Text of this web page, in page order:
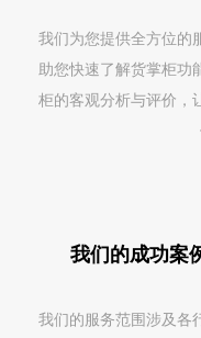
我们为您提供全方位的
助您快速了解货掌柜功
柜的客观分析与评价，
我们的成功案
我们的服务范围涉及各